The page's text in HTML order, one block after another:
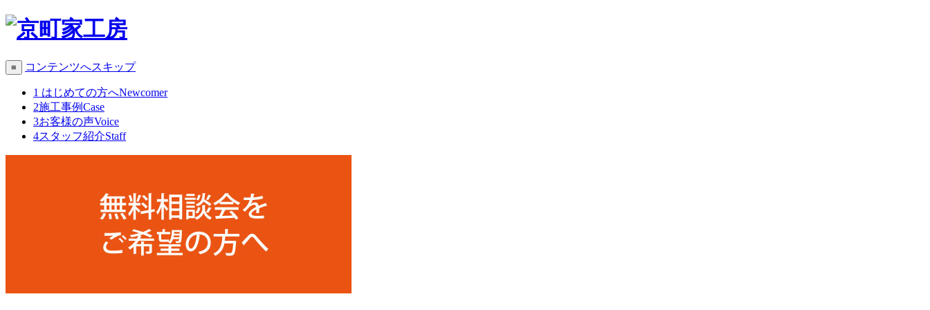
≡ コンテンツへスキップ
1 はじめての方へNewcomer
2施工事例Case
3お客様の声Voice
4スタッフ紹介Staff